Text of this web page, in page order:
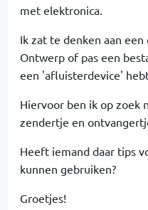
met elektronica.
Ik zat te denken aan een
Ontwerp of pas een
een 'afluisterdevice'
Hiervoor ben ik op zoek
zendertje en
Heeft iemand daar tips
kunnen gebruiken?
Groetjes!